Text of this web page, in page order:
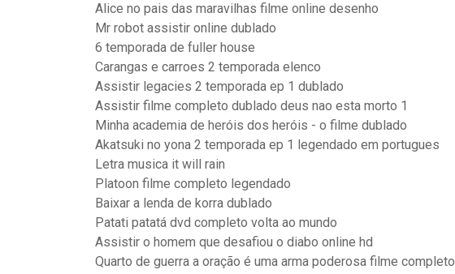
Alice no pais das maravilhas filme online desenho
Mr robot assistir online dublado
6 temporada de fuller house
Carangas e carroes 2 temporada elenco
Assistir legacies 2 temporada ep 1 dublado
Assistir filme completo dublado deus nao esta morto 1
Minha academia de heróis dos heróis - o filme dublado
Akatsuki no yona 2 temporada ep 1 legendado em portugues
Letra musica it will rain
Platoon filme completo legendado
Baixar a lenda de korra dublado
Patati patatá dvd completo volta ao mundo
Assistir o homem que desafiou o diabo online hd
Quarto de guerra a oração é uma arma poderosa filme completo